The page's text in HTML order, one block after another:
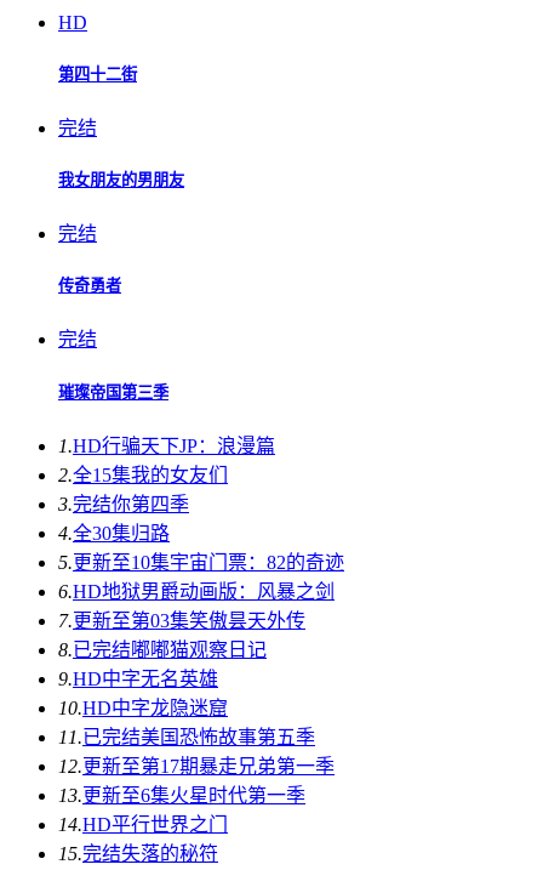
HD
第四十二街
完结
我女朋友的男朋友
完结
传奇勇者
完结
璀璨帝国第三季
1.HD行骗天下JP：浪漫篇
2.全15集我的女友们
3.完结你第四季
4.全30集归路
5.更新至10集宇宙门票：82的奇迹
6.HD地狱男爵动画版：风暴之剑
7.更新至第03集笑傲昙天外传
8.已完结嘟嘟猫观察日记
9.HD中字无名英雄
10.HD中字龙隐迷窟
11.已完结美国恐怖故事第五季
12.更新至第17期暴走兄弟第一季
13.更新至6集火星时代第一季
14.HD平行世界之门
15.完结失落的秘符